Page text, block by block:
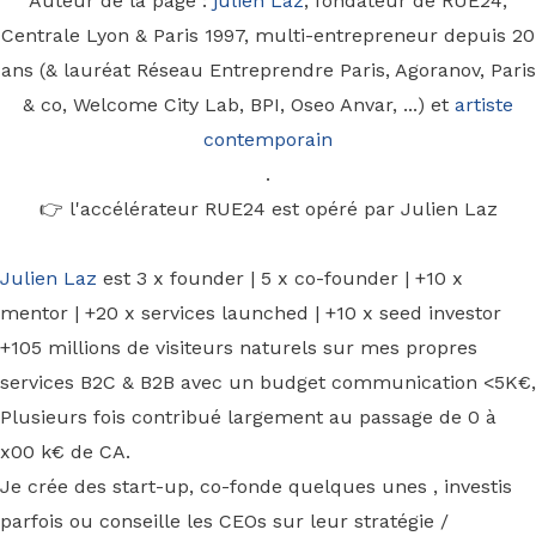
Centrale Lyon & Paris 1997, multi-entrepreneur depuis 20
ans (& lauréat Réseau Entreprendre Paris, Agoranov, Paris
& co, Welcome City Lab, BPI, Oseo Anvar, ...) et artiste
contemporain
.
👉 l'accélérateur RUE24 est opéré par Julien Laz
Julien Laz est 3 x founder | 5 x co-founder | +10 x
mentor | +20 x services launched | +10 x seed investor
+105 millions de visiteurs naturels sur mes propres
services B2C & B2B avec un budget communication <5K€,
Plusieurs fois contribué largement au passage de 0 à
x00 k€ de CA.
Je crée des start-up, co-fonde quelques unes , investis
parfois ou conseille les CEOs sur leur stratégie /